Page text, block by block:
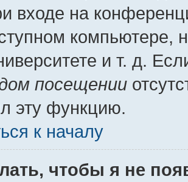
входе на
компьютере,
и т. д.
посещении
эту функцию.
к началу
чтобы я не